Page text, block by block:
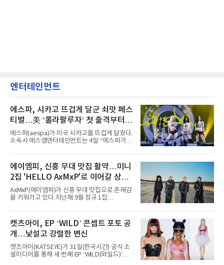
엔터테인먼트
에스파, 시카고 뜨겁게 달군 쇠맛 페스
티벌…美 ‘롤라팔루자’ 첫 출격부터
증명한 존재감
에스파(aespa)가 미국 시카고를 뜨겁게 달궜다.
소속사 에스엠엔터테인먼트는 4일 “에스파가
서 열린 ‘롤라팔루자 시카고’(Lollapalooza
Chicago)의 알리안츠 스테이지에 올랐다”며
“총 14곡으로 구성된 세트리스트를 선사, 데뷔 7
년 차다운 노련한 무대 매너와 파워풀한 에너지
로 현장의 분위기를 압도했다”고 밝혔다.1991
년 시작된 ‘롤라팔루자’는 8개 스테이지, 170여
팀의 아티스트와 40만 명 이상의 관객이 운집하
코르티스 등 K팝 스타들이 출연진 명단에 이름
을 올렸다.이날 에스파는
에이엠피, 신흥 무대 맛집 활약…미니
2집 'HELLO AxMxP'로 이어갈 상승
세
AxMxP(에이엠피)가 신흥 무대 맛집으로 존재감
을 키워가고 있다.지난해 9월 정규 1집
AxMxP는 데뷔 전부터 버스킹과 각종 페스티벌,
공연 무대에 오르며 실전 경험을 쌓아왔다.이들
은 소속사 패밀리 콘서트를 비롯해 '뷰티풀 민트
라이프 2025', '2025 부산국제록페스티벌' 등 대
형 무대에 잇달아 출연해 당찬 에너지와 풋풋한
매력으로 음악팬들의 눈도장을 찍었다.이후
AxMxP는 '카운트다운 판타지 2025-2026',
캣츠아이, EP ‘WILD’ 콘셉트 포토 공
개…낯설고 강렬한 변신
캣츠아이(KATSEYE)가 31일(한국시간) 공식 소
셜미디어를 통해 세 번째 EP ‘WILD(와일드)’의